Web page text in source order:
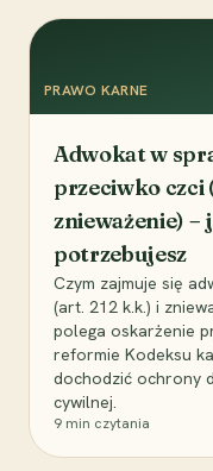
PRAWO KARNE
Adwokat w
przeciwko czci
znieważenie) –
potrzebujesz
Czym zajmuje się
(art. 212 k.k.) i
polega oskarżenie
reformie Kodeksu
dochodzić ochrony
cywilnej.
9 min czytania